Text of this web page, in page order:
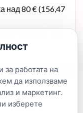
над 80 € (156,47
работата на
да използваме
и маркетинг.
изберете